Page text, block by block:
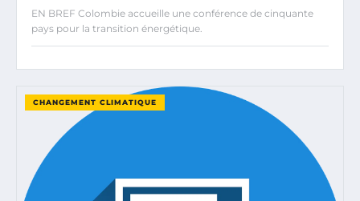
EN BREF Colombie accueille une conférence de cinquante
pays pour la transition énergétique.
CHANGEMENT CLIMATIQUE